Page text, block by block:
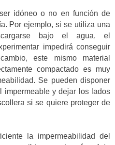
idóneo o no en función de
Por ejemplo, si se utiliza una
bajo el agua, el
impedirá conseguir
este mismo material
compactado es muy
Se pueden disponer
impermeable y dejar los lados
si se quiere proteger de
la impermeabilidad del